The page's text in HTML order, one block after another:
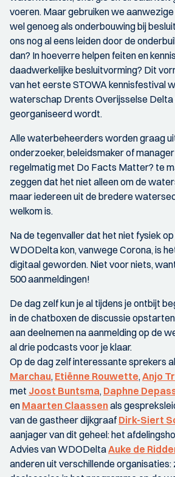
voeren. Maar gebruiken we
wel genoeg als onderbouwing bij
ons nog al eens leiden door de
dan? In hoeverre helpen feiten en
daadwerkelijke besluitvorming? Dit
van het eerste STOWA kennisfestival
waterschap Drents Overijsselse
georganiseerd wordt.
Alle waterbeheerders worden graag
onderzoeker, beleidsmaker of
regelmatig met Do Facts Matter? te
zeggen dat het niet alleen om de
maar iedereen uit de bredere
welkom is.
Na de tegenvaller dat het niet fysiek
WDODelta kon, vanwege Corona, is
digitaal geworden. Niet voor niets,
500 aanmeldingen!
De dag zelf kun je al tijdens je ontbijt
in de chatboxen de discussie
aan deelnemen na aanmelding op de
al drie podcasts voor je klaar.
Op de dag zelf interessante sprekers
Marchau, Etiënne Rouwette, Anjo
met Joost Buntsma, Daphne
en Maarten Claassen als
van de gastheer dijkgraaf Dirk-Siert
aanjager van dit geheel: het
Advies van WDODeltaAuke de
anderen uit verschillende